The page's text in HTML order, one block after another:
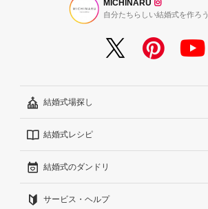
MICHINARU
自分たちらしい結婚式を作ろう
結婚式場探し
エリアから探す
こだわりから探す
雰囲気から探す
結婚式レシピ
結婚式準備レポート『ハナレポ』
結婚式当日の動画『ムビレポ』
結婚式のダンドリ
結婚準備ガイド
サービス・ヘルプ